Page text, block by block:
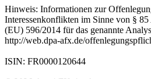
Hinweis: Informationen zur
Interessenkonflikten im Sinne von §
(EU) 596/2014 für das genannte
http://web.dpa-afx.de/
ISIN: FR0000120644